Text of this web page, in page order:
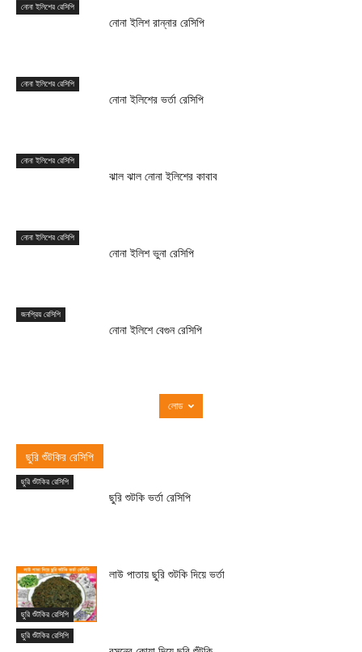
নোনা ইলিশের রেসিপি
নোনা ইলিশ রান্নার রেসিপি
নোনা ইলিশের রেসিপি
নোনা ইলিশের ভর্তা রেসিপি
নোনা ইলিশের রেসিপি
ঝাল ঝাল নোনা ইলিশের কাবাব
নোনা ইলিশের রেসিপি
নোনা ইলিশ ভুনা রেসিপি
জনপ্রিয় রেসিপি
নোনা ইলিশে বেগুন রেসিপি
লোড
ছুরি শুঁটকির রেসিপি
ছুরি শুঁটকির রেসিপি
ছুরি শুটকি ভর্তা রেসিপি
ছুরি শুঁটকির রেসিপি
লাউ পাতায় ছুরি শুটকি দিয়ে ভর্তা
ছুরি শুঁটকির রেসিপি